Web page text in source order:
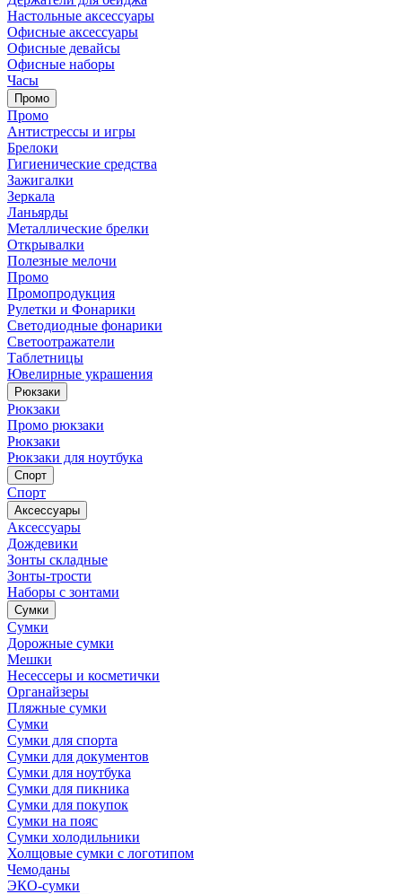
Настольные аксессуары
Офисные аксессуары
Офисные девайсы
Офисные наборы
Часы
Промо
Промо
Антистрессы и игры
Брелоки
Гигиенические средства
Зажигалки
Зеркала
Ланьярды
Металлические брелки
Открывалки
Полезные мелочи
Промо
Промопродукция
Рулетки и Фонарики
Светодиодные фонарики
Светоотражатели
Таблетницы
Ювелирные украшения
Рюкзаки
Рюкзаки
Промо рюкзаки
Рюкзаки
Рюкзаки для ноутбука
Спорт
Спорт
Аксессуары
Аксессуары
Дождевики
Зонты складные
Зонты-трости
Наборы с зонтами
Сумки
Сумки
Дорожные сумки
Мешки
Несессеры и косметички
Органайзеры
Пляжные сумки
Сумки
Сумки для спорта
Сумки для документов
Сумки для ноутбука
Сумки для пикника
Сумки для покупок
Сумки на пояс
Сумки холодильники
Холщовые сумки с логотипом
Чемоданы
ЭКО-сумки